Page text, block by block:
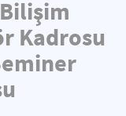
Kadrosu